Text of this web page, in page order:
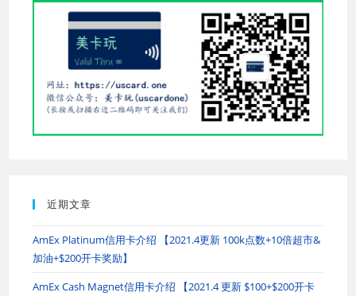
近期文章
AmEx Platinum信用卡介绍 【2021.4更新 100k点数+10倍超市&
加油+$200开卡奖励】
AmEx Cash Magnet信用卡介绍 【2021.4 更新 $100+$200开卡